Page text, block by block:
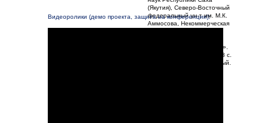
(Якутия), Северо-Восточный
федеральный ун-т им. М.К.
Аммосова, Некоммерческая
Республики Саха (Якутия)».
– Казань: Бук, 2024. – 278 с.
– Текст : непосредственный.
Видеоролики (демо проекта, защита на конференции):